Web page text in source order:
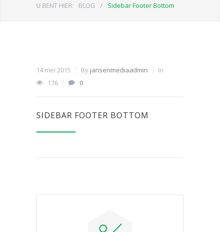
U BENT HIER: BLOG / Sidebar Footer Bottom
14 mei 2015 By jansenmediaadmin
In
176
0
SIDEBAR FOOTER BOTTOM